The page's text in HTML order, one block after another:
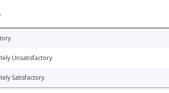
Unsatisfactory
Satisfactory